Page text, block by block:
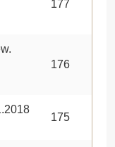
177
176
175